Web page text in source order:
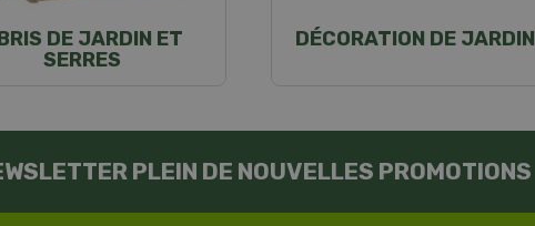
DE JARDIN ET
SERRES
DÉCORATION DE JARDIN
PLEIN DE NOUVELLES PROMOTIONS